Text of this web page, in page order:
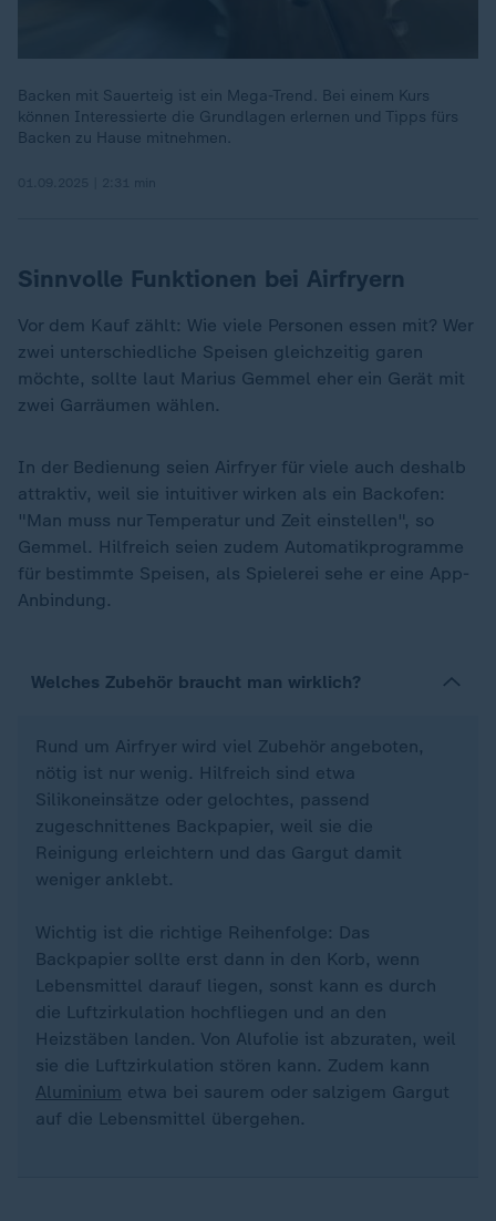
Backen mit Sauerteig ist ein Mega-Trend. Bei einem Kurs
können Interessierte die Grundlagen erlernen und Tipps fürs
Backen zu Hause mitnehmen.
Sinnvolle Funktionen bei Airfryern
Vor dem Kauf zählt: Wie viele Personen essen mit? Wer
zwei unterschiedliche Speisen gleichzeitig garen
möchte, sollte laut Marius Gemmel eher ein Gerät mit
zwei Garräumen wählen.
In der Bedienung seien Airfryer für viele auch deshalb
attraktiv, weil sie intuitiver wirken als ein Backofen:
"Man muss nur Temperatur und Zeit einstellen", so
Gemmel. Hilfreich seien zudem Automatikprogramme
für bestimmte Speisen, als Spielerei sehe er eine App-
Anbindung.
Welches Zubehör braucht man wirklich?
Rund um Airfryer wird viel Zubehör angeboten,
nötig ist nur wenig. Hilfreich sind etwa
Silikoneinsätze oder gelochtes, passend
zugeschnittenes Backpapier, weil sie die
Reinigung erleichtern und das Gargut damit
weniger anklebt.
Wichtig ist die richtige Reihenfolge: Das
Backpapier sollte erst dann in den Korb, wenn
Lebensmittel darauf liegen, sonst kann es durch
die Luftzirkulation hochfliegen und an den
Heizstäben landen. Von Alufolie ist abzuraten, weil
sie die Luftzirkulation stören kann. Zudem kann
Aluminium etwa bei saurem oder salzigem Gargut
auf die Lebensmittel übergehen.